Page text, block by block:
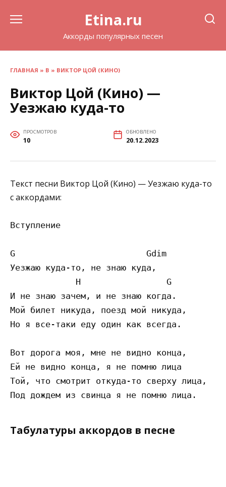
Etina.ru
Аккорды популярных песен
ГЛАВНАЯ » В » ВИКТОР ЦОЙ (КИНО)
Виктор Цой (Кино) —
Уезжаю куда-то
ПРОСМОТРОВ
10
ОБНОВЛЕНО
20.12.2023
Текст песни Виктор Цой (Кино) — Уезжаю куда-то
с аккордами:
Вступление
G                          Gdim
Уезжаю куда-то, не знаю куда,
             H                 G
И не знаю зачем, и не знаю когда.
Мой билет никуда, поезд мой никуда,
Но я все-таки еду один как всегда.
Вот дорога моя, мне не видно конца,
Ей не видно конца, я не помню лица
Той, что смотрит откуда-то сверху лица,
Табулатуры аккордов в песне